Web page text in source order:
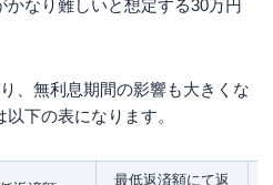
なり難しいと想定する30万円
、無利息期間の影響も大きくな
下の表になります。
最低返済額にて返